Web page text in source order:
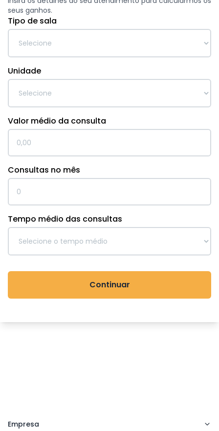
seus ganhos.
Tipo de sala
Unidade
Valor médio da consulta
Consultas no mês
Tempo médio das consultas
Continuar
Empresa